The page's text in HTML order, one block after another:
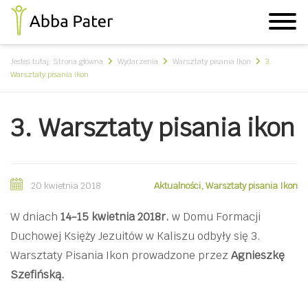
Jesteś tutaj: Strona główna Wydarzenia Warsztaty pisania Ikon
3.
Warsztaty pisania ikon
3. Warsztaty pisania ikon
20 kwietnia 2018 Aktualności,Warsztaty pisania Ikon
W dniach 14-15 kwietnia 2018r. w Domu Formacji
Duchowej Księży Jezuitów w Kaliszu odbyły się 3.
Warsztaty Pisania Ikon prowadzone przez Agnieszkę
Szefińską.